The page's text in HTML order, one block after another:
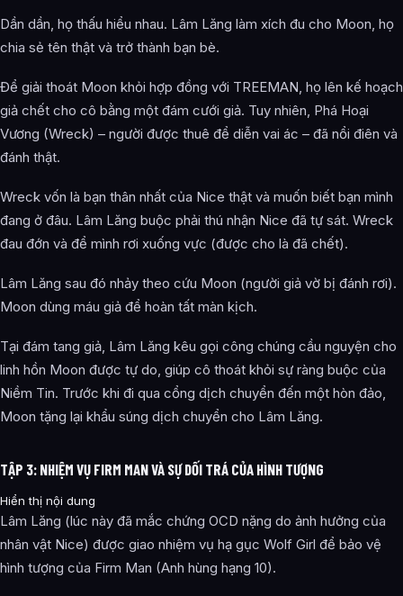
Dần dần, họ thấu hiểu nhau. Lâm Lăng làm xích đu cho Moon, họ
chia sẻ tên thật và trở thành bạn bè.
Để giải thoát Moon khỏi hợp đồng với TREEMAN, họ lên kế hoạch
giả chết cho cô bằng một đám cưới giả. Tuy nhiên, Phá Hoại
Vương (Wreck) – người được thuê để diễn vai ác – đã nổi điên và
đánh thật.
Wreck vốn là bạn thân nhất của Nice thật và muốn biết bạn mình
đang ở đâu. Lâm Lăng buộc phải thú nhận Nice đã tự sát. Wreck
đau đớn và để mình rơi xuống vực (được cho là đã chết).
Lâm Lăng sau đó nhảy theo cứu Moon (người giả vờ bị đánh rơi).
Moon dùng máu giả để hoàn tất màn kịch.
Tại đám tang giả, Lâm Lăng kêu gọi công chúng cầu nguyện cho
linh hồn Moon được tự do, giúp cô thoát khỏi sự ràng buộc của
Niềm Tin. Trước khi đi qua cổng dịch chuyển đến một hòn đảo,
Moon tặng lại khẩu súng dịch chuyển cho Lâm Lăng.
TẬP 3: NHIỆM VỤ FIRM MAN VÀ SỰ DỐI TRÁ CỦA HÌNH TƯỢNG
Hiển thị nội dung
Lâm Lăng (lúc này đã mắc chứng OCD nặng do ảnh hưởng của
nhân vật Nice) được giao nhiệm vụ hạ gục Wolf Girl để bảo vệ
hình tượng của Firm Man (Anh hùng hạng 10).